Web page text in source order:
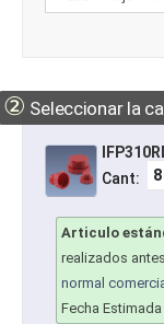
② Seleccionar la
Cant:
Articulo
realizados
normal
Fecha